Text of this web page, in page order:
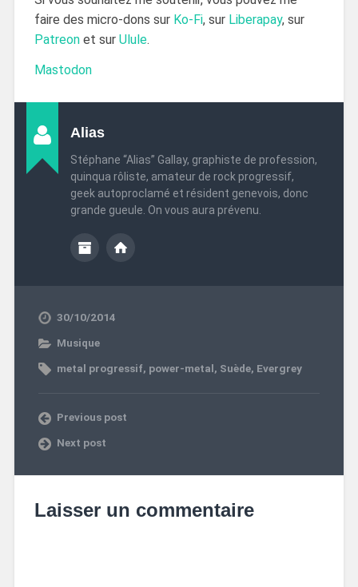
faire des micro-dons sur Ko-Fi, sur Liberapay, sur
Patreonet sur Ulule.
Mastodon
Alias
Stéphane “Alias” Gallay, graphiste de profession,
quinqua rôliste, amateur de rock progressif,
geek autoproclamé et résident genevois, donc
grande gueule. On vous aura prévenu.
30/10/2014
Musique
metal progressif, power-metal, Suède, Evergrey
Previous post
Next post
Laisser un commentaire